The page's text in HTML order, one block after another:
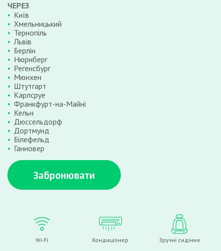
ЧЕРЕЗ
Київ
Хмельницький
Тернопіль
Львів
Берлін
Нюрнберг
Регенсбург
Мюнхен
Штутгарт
Карлсруе
Франкфурт-на-Майні
Кельн
Дюссельдорф
Дортмунд
Білефельд
Ганновер
Забронювати
Wi-Fi Кондиціонер Зручні сидіння